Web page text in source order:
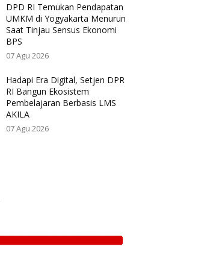
DPD RI Temukan Pendapatan
UMKM di Yogyakarta Menurun
Saat Tinjau Sensus Ekonomi
BPS
07 Agu 2026
Hadapi Era Digital, Setjen DPR
RI Bangun Ekosistem
Pembelajaran Berbasis LMS
AKILA
07 Agu 2026